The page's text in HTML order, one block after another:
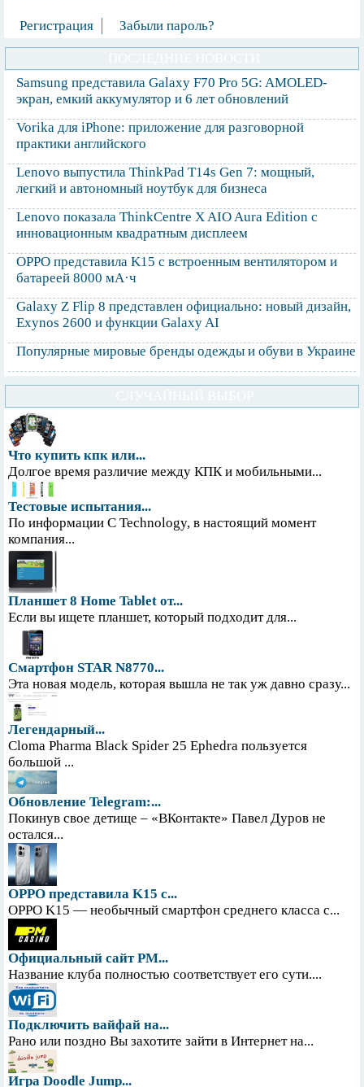
Регистрация Забыли пароль?
Samsung представила Galaxy F70 Pro 5G: AMOLED-
экран, емкий аккумулятор и 6 лет обновлений
Vorika для iPhone: приложение для разговорной
практики английского
Lenovo выпустила ThinkPad T14s Gen 7: мощный,
легкий и автономный ноутбук для бизнеса
Lenovo показала ThinkCentre X AIO Aura Edition с
инновационным квадратным дисплеем
OPPO представила K15 с встроенным вентилятором и
батареей 8000 мА·ч
Galaxy Z Flip 8 представлен официально: новый дизайн,
Exynos 2600 и функции Galaxy AI
Популярные мировые бренды одежды и обуви в Украине
Что купить кпк или...
Долгое время различие между КПК и мобильными...
Тестовые испытания...
По информации С Technology, в настоящий момент
компания...
Планшет 8 Home Tablet от...
Если вы ищете планшет, который подходит для...
Смартфон STAR N8770...
Эта новая модель, которая вышла не так уж давно сразу...
Легендарный...
Cloma Pharma Black Spider 25 Ephedra пользуется
большой ...
Обновление Telegram:...
Покинув свое детище – «ВКонтакте» Павел Дуров не
остался...
OPPO представила K15 с...
OPPO K15 — необычный смартфон среднего класса с...
Официальный сайт PM...
Название клуба полностью соответствует его сути....
Подключить вайфай на...
Рано или поздно Вы захотите зайти в Интернет на...
Игра Doodle Jump...